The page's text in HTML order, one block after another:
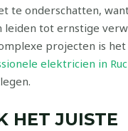
te onderschatten,
leiden tot ernstige
projecten is
elektricien in
HET JUISTE